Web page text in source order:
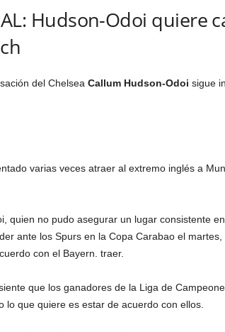
Hudson-Odoi quiere
del Chelsea Callum Hudson-Odoi sigue
varias veces atraer al extremo inglés a
quien no pudo asegurar un lugar consistente
ante los Spurs en la Copa Carabao el
con el Bayern. traer.
que los ganadores de la Liga de
lo que quiere es estar de acuerdo con ellos.